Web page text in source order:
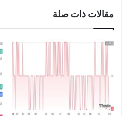
ب
ة
ا
ب
د
ا
U
U
مقالات ذات صلة